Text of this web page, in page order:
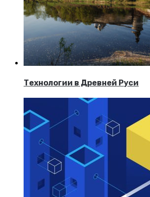
Технологии в Древней Руси